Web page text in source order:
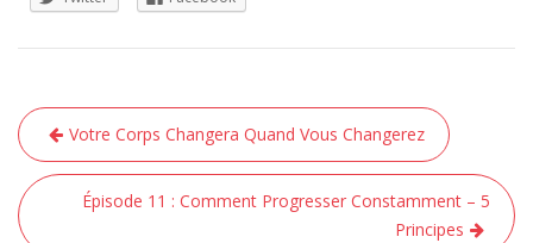
Navigation
de
l’article
Votre Corps Changera Quand Vous Changerez
Épisode 11 : Comment Progresser Constamment – 5
Principes